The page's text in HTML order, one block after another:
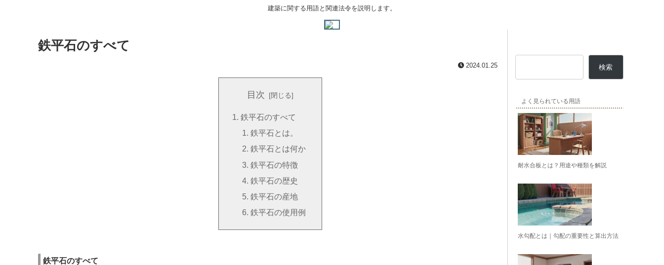
建築に関する用語と関連法令を説明します。
鉄平石のすべて
2024.01.25
目次
鉄平石のすべて
鉄平石とは。
鉄平石とは何か
鉄平石の特徴
鉄平石の歴史
鉄平石の産地
鉄平石の使用例
鉄平石のすべて
検索
よく見られている用語
耐水合板とは？用途や種類を解説
水勾配とは｜勾配の重要性と算出方法